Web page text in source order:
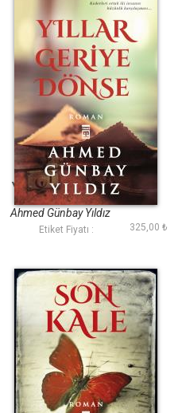
Yıllar Geriye Dönse
Ahmed Günbay Yıldız
Etiket Fiyatı : 325,00 ₺